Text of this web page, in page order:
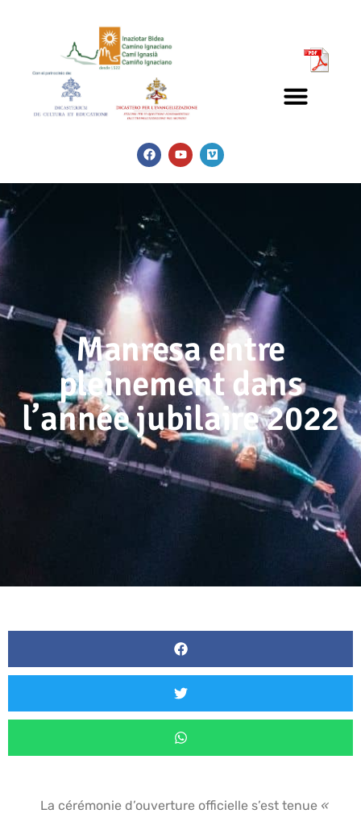
Manresa entre
pleinement dans
l’année jubilaire 2022
La cérémonie d’ouverture officielle s’est tenue «